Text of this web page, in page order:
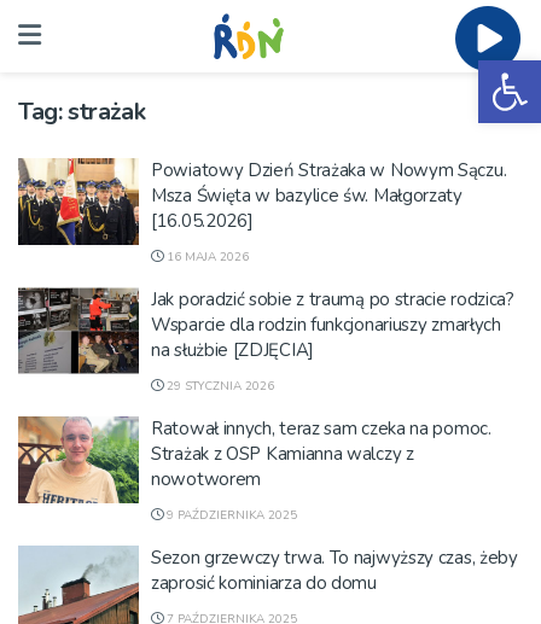
Tag:strażak
Powiatowy Dzień Strażaka w Nowym Sączu.
Msza Święta w bazylice św. Małgorzaty
[16.05.2026]
16 MAJA 2026
Jak poradzić sobie z traumą po stracie rodzica?
Wsparcie dla rodzin funkcjonariuszy zmarłych
na służbie [ZDJĘCIA]
29 STYCZNIA 2026
Ratował innych, teraz sam czeka na pomoc.
Strażak z OSP Kamianna walczy z
nowotworem
9 PAŹDZIERNIKA 2025
Sezon grzewczy trwa. To najwyższy czas, żeby
zaprosić kominiarza do domu
7 PAŹDZIERNIKA 2025